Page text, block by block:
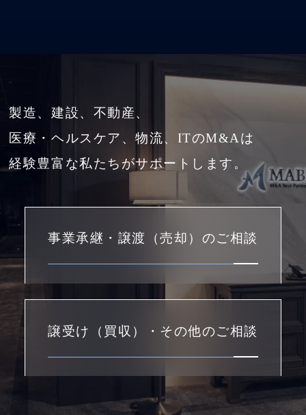
製造、建設、不動産、
医療・ヘルスケア、物流、ITのM&Aは
経験豊富な私たちがサポートします。
事業承継・譲渡（売却）のご相談
譲受け（買収）・その他のご相談